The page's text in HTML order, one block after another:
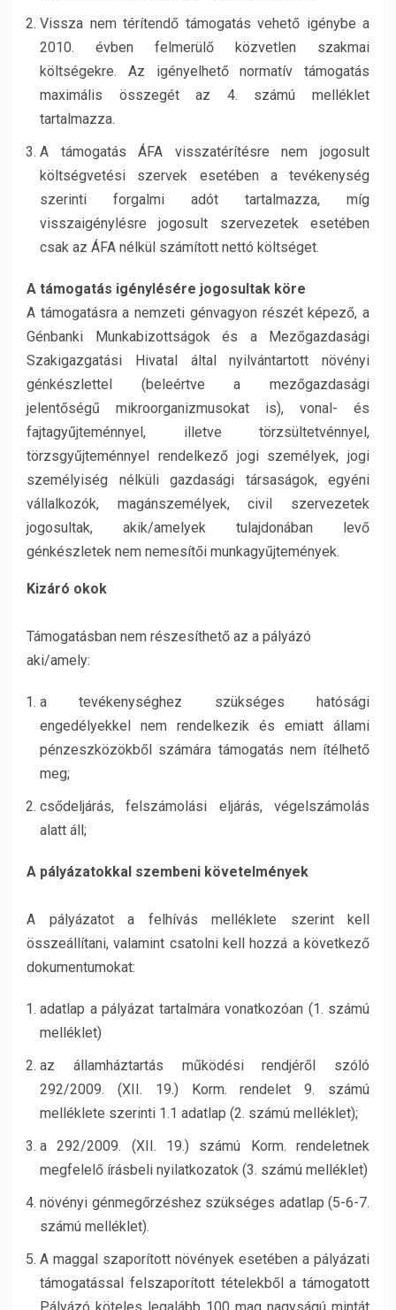
Vissza nem térítendő támogatás vehető igénybe a
2010. évben felmerülő közvetlen szakmai
költségekre. Az igényelhető normatív támogatás
maximális összegét az 4. számú melléklet
tartalmazza.
A támogatás ÁFA visszatérítésre nem jogosult
költségvetési szervek esetében a tevékenység
szerinti forgalmi adót tartalmazza, míg
visszaigénylésre jogosult szervezetek esetében
csak az ÁFA nélkül számított nettó költséget.
A támogatás igénylésére jogosultak köre
A támogatásra a nemzeti génvagyon részét képező, a
Génbanki Munkabizottságok és a Mezőgazdasági
Szakigazgatási Hivatal által nyilvántartott növényi
génkészlettel (beleértve a mezőgazdasági
jelentőségű mikroorganizmusokat is), vonal- és
fajtagyűjteménnyel, illetve törzsültetvénnyel,
törzsgyűjteménnyel rendelkező jogi személyek, jogi
személyiség nélküli gazdasági társaságok, egyéni
vállalkozók, magánszemélyek, civil szervezetek
jogosultak, akik/amelyek tulajdonában levő
génkészletek nem nemesítői munkagyűjtemények.
Kizáró okok
Támogatásban nem részesíthető az a pályázó
aki/amely:
a tevékenységhez szükséges hatósági
engedélyekkel nem rendelkezik és emiatt állami
pénzeszközökből számára támogatás nem ítélhető
meg;
csődeljárás, felszámolási eljárás, végelszámolás
alatt áll;
A pályázatokkal szembeni követelmények
A pályázatot a felhívás melléklete szerint kell
összeállítani, valamint csatolni kell hozzá a következő
dokumentumokat:
adatlap a pályázat tartalmára vonatkozóan (1. számú
melléklet)
az államháztartás működési rendjéről szóló
292/2009. (XII. 19.) Korm. rendelet 9. számú
melléklete szerinti 1.1 adatlap (2. számú melléklet);
a 292/2009. (XII. 19.) számú Korm. rendeletnek
megfelelő írásbeli nyilatkozatok (3. számú melléklet)
növényi génmegőrzéshez szükséges adatlap (5-6-7.
számú melléklet).
A maggal szaporított növények esetében a pályázati
támogatással felszaporított tételekből a támogatott